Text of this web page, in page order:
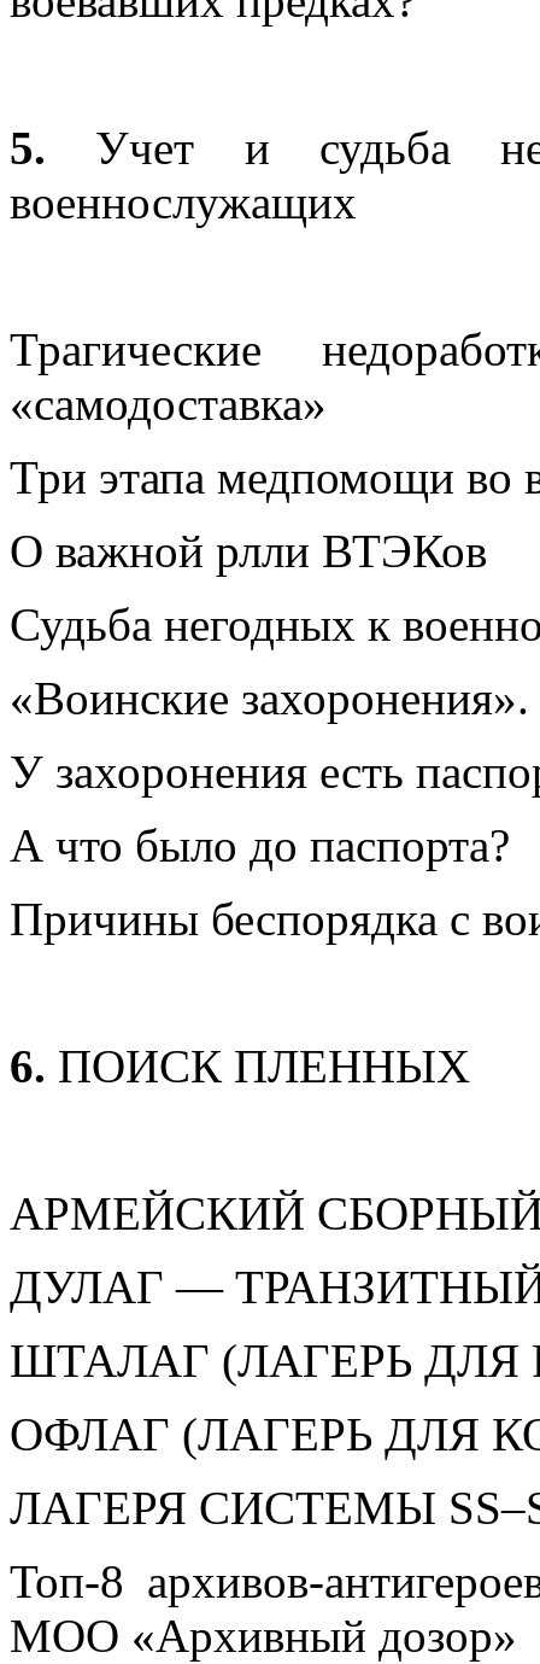
5. Учет и судьба
военнослужащих
Трагические
«самодоставка»
Три этапа медпомощи во
О важной рлли ВТЭКов
Судьба негодных к
«Воинские
У захоронения есть
А что было до паспорта?
Причины беспорядка с
6. ПОИСК ПЛЕННЫХ
АРМЕЙСКИЙ
ДУЛАГ —
ШТАЛАГ (ЛАГЕРЬ ДЛЯ
ОФЛАГ (ЛАГЕРЬ ДЛЯ
ЛАГЕРЯ СИСТЕМЫ
Топ-8 архивов-
МОО «Архивный дозор»